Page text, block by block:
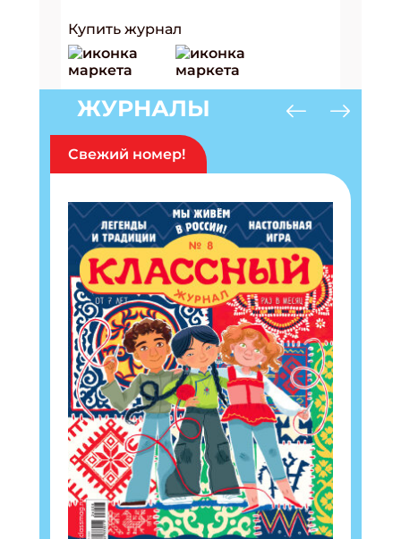
Купить журнал
ЖУРНАЛЫ
Свежий номер!